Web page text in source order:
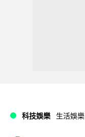
科技娛樂 生活娛樂